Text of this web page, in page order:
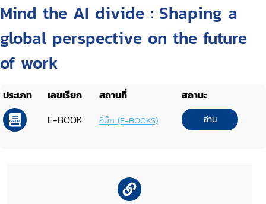
Mind the AI divide : Shaping a
global perspective on the future
of work
ประเภท เลขเรียก สถานที่
สถานะ
E-BOOK
อีบุ๊ก (E-BOOKS) อ่าน